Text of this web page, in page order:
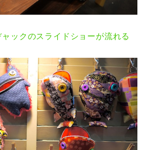
ックのスライドショーが流れる